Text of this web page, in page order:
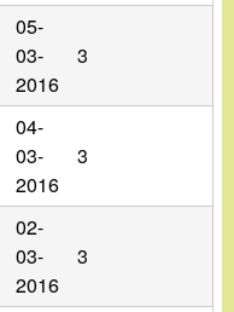
05-
03-
2016
3
04-
03-
2016
3
02-
03-
2016
3